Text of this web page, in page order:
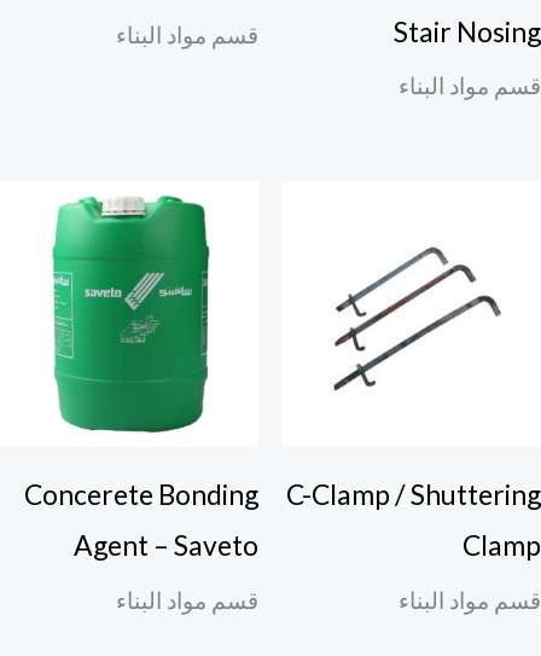
Stair
مواد البناء
قسم مواد البناء
C-Clamp /
مواد البناء
Concerete Bonding
Agent – Saveto
قسم مواد البناء